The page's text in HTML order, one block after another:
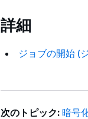
詳細
ジョブの開始 (
次のトピック: 暗号